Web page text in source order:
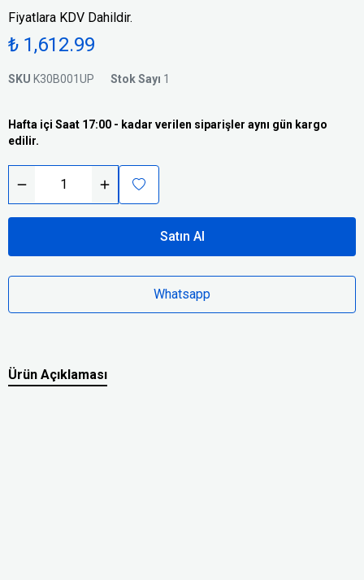
Fiyatlara KDV Dahildir.
₺ 1,612.99
SKU K30B001UP Stok Sayı 1
Hafta içi Saat 17:00 - kadar verilen siparişler aynı gün kargo
edilir.
Satın Al
Whatsapp
Ürün Açıklaması